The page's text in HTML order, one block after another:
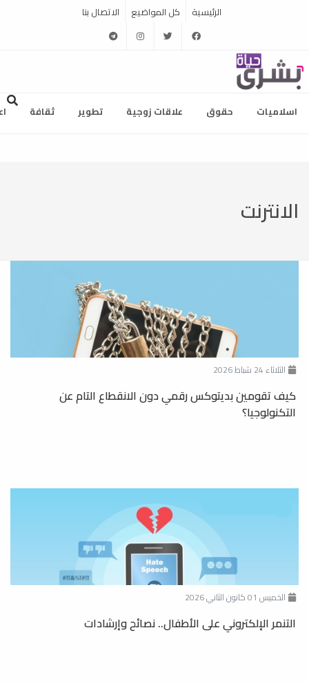
الرئيسية كل المواضيع الاتصال بنا
facebook
twitter
instagram
telegram
اسلاميات حقوق علاقات زوجية تطوير ثقافة
الانترنت
الثلاثاء 24 شباط 2026
كيف تقومين بديتوكس رقمي دون الانقطاع التام عن
التكنولوجيا؟
الخميس 01 كانون الثاني 2026
التنمر الإلكتروني على الأطفال.. نصائح وإرشادات